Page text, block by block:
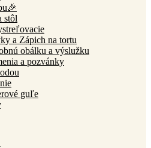
stôl
a Zápich na tortu
obálku a výslužku
a pozvánky
guľe